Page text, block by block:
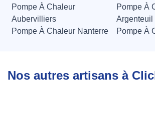
Pompe À Chaleur
Aubervilliers
Pompe À
Argenteuil
Pompe À Chaleur Nanterre
Pompe À
Nos autres artisans à